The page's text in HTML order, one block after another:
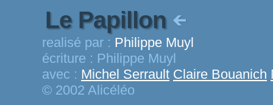
Le Papillon
realisé par : Philippe Muyl
écriture : Philippe Muyl
avec : Michel Serrault Claire Bouanich
© 2002 Alicéléo